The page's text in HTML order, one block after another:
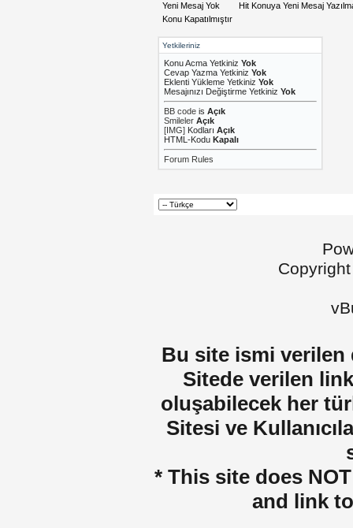
Yeni Mesaj Yok
Hit Konuya Yeni Mesaj
Konu Kapatılmıştır
Yetkileriniz
Konu Acma Yetkiniz Yok
Cevap Yazma Yetkiniz Yok
Eklenti Yükleme Yetkiniz Yok
Mesajınızı Değiştirme Yetkiniz Yok
BB code is Açık
Smileler Açık
[IMG] Kodları Açık
HTML-Kodu Kapalı
Forum Rules
Bu site ismi verilen
Sitede verilen
oluşabilecek her
Sitesi ve
* This site does
and link